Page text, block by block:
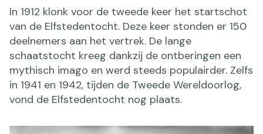
In 1912 klonk voor de tweede keer het startschot
van de Elfstedentocht. Deze keer stonden er 150
deelnemers aan het vertrek. De lange
schaatstocht kreeg dankzij de ontberingen een
mythisch imago en werd steeds populairder. Zelfs
in 1941 en 1942, tijden de Tweede Wereldoorlog,
vond de Elfstedentocht nog plaats.